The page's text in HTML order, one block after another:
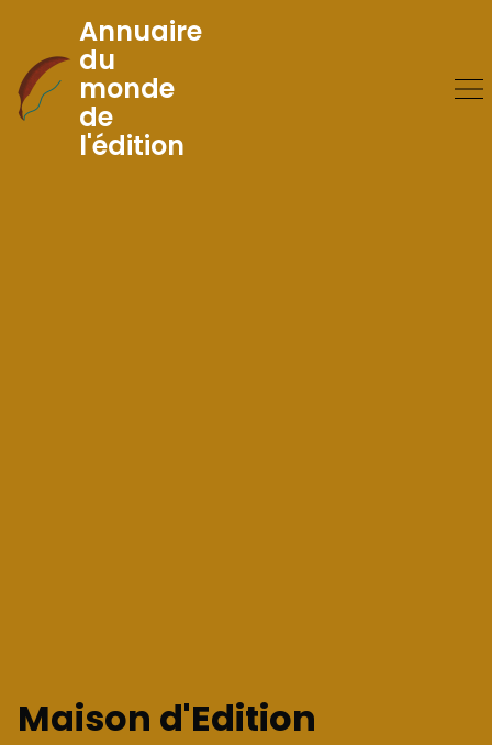
Skip
to
Content
Annuaire
du
monde
de
l'édition
Maison d'Edition